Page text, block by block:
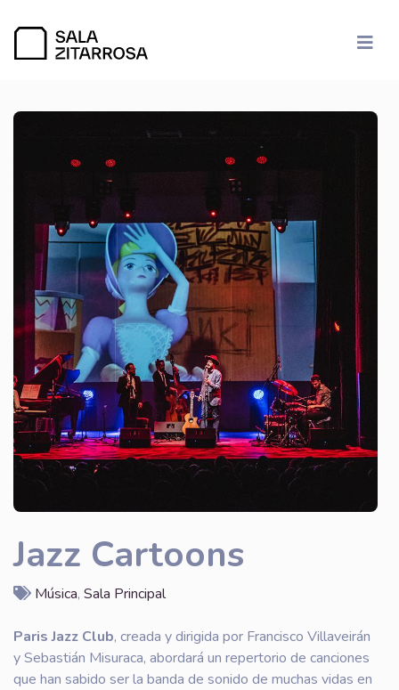
Jazz Cartoons
Música, Sala Principal
Paris Jazz Club, creada y dirigida por Francisco Villaveirán
y Sebastián Misuraca, abordará un repertorio de canciones
que han sabido ser la banda de sonido de muchas vidas en